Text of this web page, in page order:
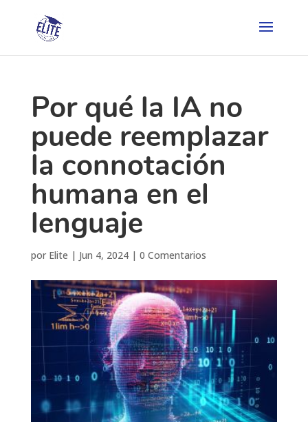
Por qué la IA no
puede reemplazar
la connotación
humana en el
lenguaje
por Elite | Jun 4, 2024| 0 Comentarios